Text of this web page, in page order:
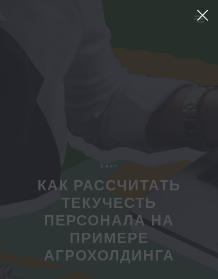
Блог
КАК РАССЧИТАТЬ
ТЕКУЧЕСТЬ
ПЕРСОНАЛА НА
ПРИМЕРЕ
АГРОХОЛДИНГА